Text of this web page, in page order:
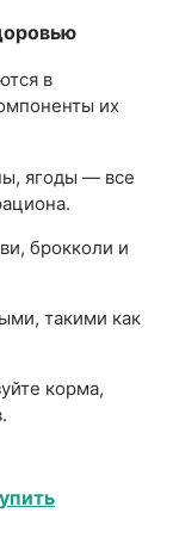
в
их
ягоды — все
брокколи и
такими как
корма,